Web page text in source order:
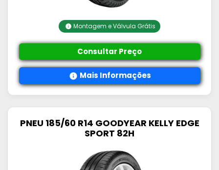
Montagem e Válvula Grátis
Consultar Preço
Mais Informações
PNEU 185/60 R14 GOODYEAR KELLY EDGE
SPORT 82H